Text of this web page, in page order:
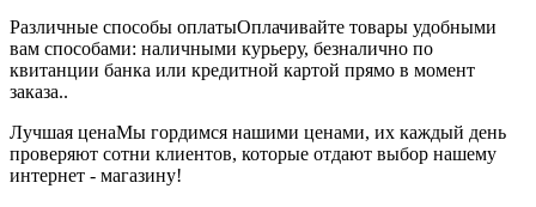
Различные способы оплатыОплачивайте товары удобными
вам способами: наличными курьеру, безналично по
квитанции банка или кредитной картой прямо в момент
заказа..
Лучшая ценаМы гордимся нашими ценами, их каждый день
проверяют сотни клиентов, которые отдают выбор нашему
интернет - магазину!